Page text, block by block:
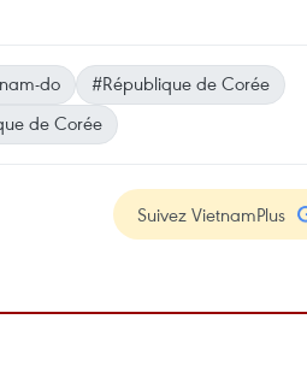
do
#République de Corée
de Corée
Suivez VietnamPlus